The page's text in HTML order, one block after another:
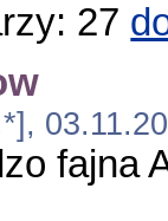
27
fajna